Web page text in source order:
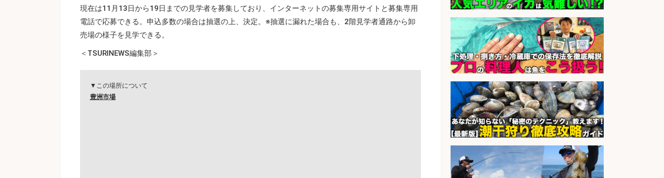
現在は11月13日から19日までの見学者を募集しており、インターネットの募集専用サイトと募集専用
電話で応募できる。申込多数の場合は抽選の上、決定。※抽選に漏れた場合も、2階見学者通路から卸
売場の様子を見学できる。
＜TSURINEWS編集部＞
▼この場所について
豊洲市場